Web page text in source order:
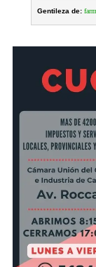
Gentileza de: